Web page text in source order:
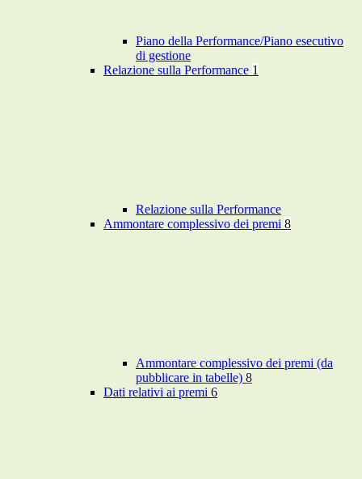
Piano della Performance/Piano esecutivo
di gestione
Relazione sulla Performance 1
Relazione sulla Performance
Ammontare complessivo dei premi 8
Ammontare complessivo dei premi (da
pubblicare in tabelle) 8
Dati relativi ai premi 6